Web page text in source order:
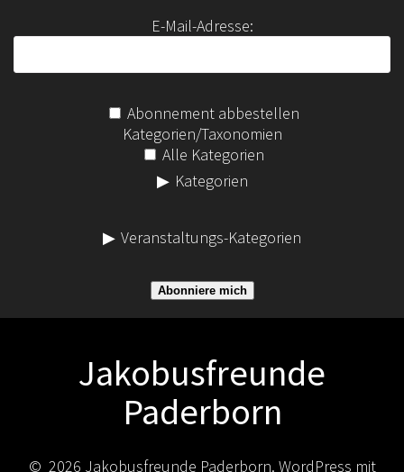
:
E-Mail-Adresse:
Abonnement abbestellen
Kategorien/Taxonomien
Alle Kategorien
Kategorien
Veranstaltungs-Kategorien
Abonniere mich
Jakobusfreunde
Paderborn
© 2026 Jakobusfreunde Paderborn. WordPress mit